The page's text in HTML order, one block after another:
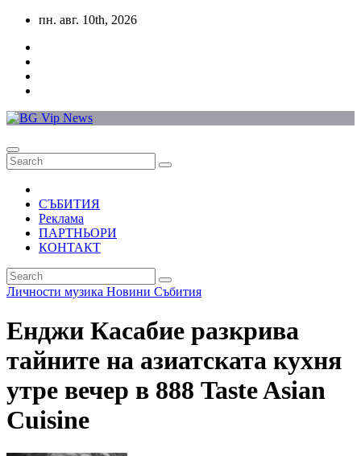
Skip
content
пн. авг. 10th, 2026
СЪБИТИЯ
Реклама
ПАРТНЬОРИ
КОНТАКТ
Личности музика Новини Събития
Енджи Касабие разкрива
тайните на азиатската кухня
утре вечер в 888 Taste Asian
Cuisine